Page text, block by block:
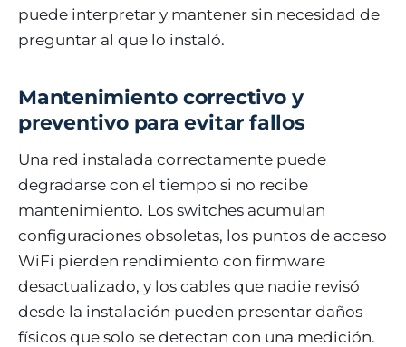
puede interpretar y mantener sin necesidad de
preguntar al que lo instaló.
Mantenimiento correctivo y
preventivo para evitar fallos
Una red instalada correctamente puede
degradarse con el tiempo si no recibe
mantenimiento. Los switches acumulan
configuraciones obsoletas, los puntos de acceso
WiFi pierden rendimiento con firmware
desactualizado, y los cables que nadie revisó
desde la instalación pueden presentar daños
físicos que solo se detectan con una medición.